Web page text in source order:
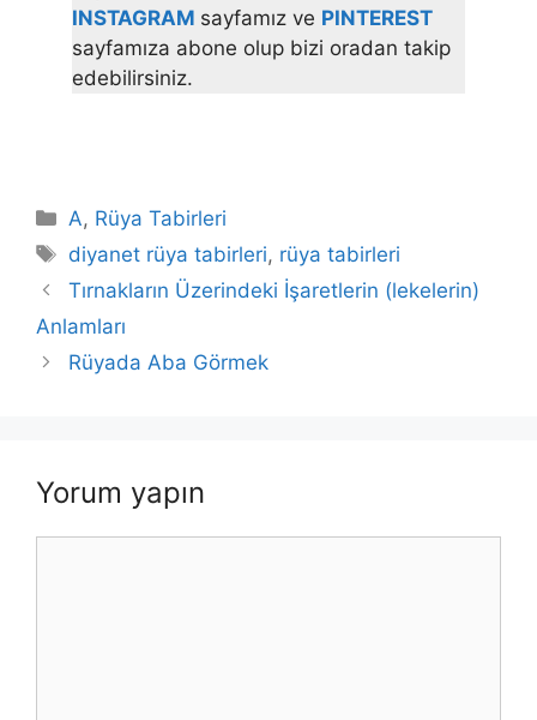
INSTAGRAM sayfamız ve PINTEREST
sayfamıza abone olup bizi oradan takip
edebilirsiniz.
Kategoriler
A, Rüya Tabirleri
Etiketler
diyanet rüya tabirleri, rüya tabirleri
Tırnakların Üzerindeki İşaretlerin (lekelerin)
Anlamları
Rüyada Aba Görmek
Yorum yapın